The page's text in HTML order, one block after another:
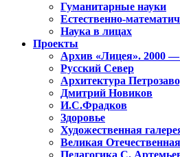
Гуманитарные науки
Естественно-
Наука в лицах
Проекты
Архив «Лицея». 2000 —
Русский Север
Архитектура
Дмитрий Новиков
И.С.Фрадков
Здоровье
Художественная
Великая